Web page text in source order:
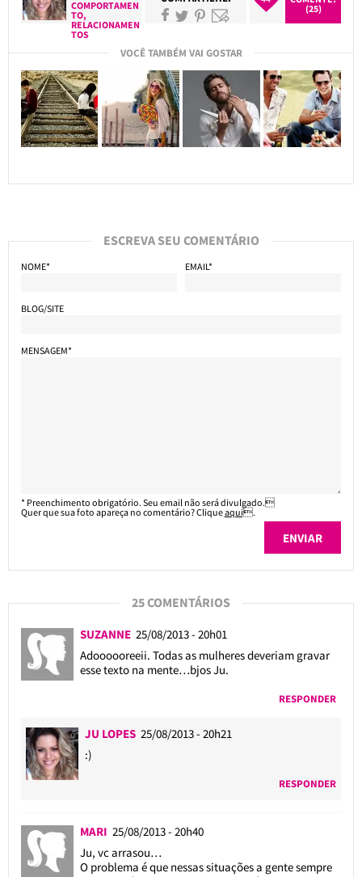
COMPORTAMEN
TO,
RELACIONAMEN
TOS
(25)
VOCÊ TAMBÉM VAI GOSTAR
ESCREVA SEU COMENTÁRIO
NOME* EMAIL*
BLOG/SITE
MENSAGEM*
* Preenchimento obrigatório. Seu email não será divulgado.
Quer que sua foto apareça no comentário? Cliqueaqui.
25 COMENTÁRIOS
SUZANNE 25/08/2013 - 20h01
Adoooooreeii. Todas as mulheres deveriam gravar
esse texto na mente…bjos Ju.
RESPONDER
JU LOPES 25/08/2013 - 20h21
:)
RESPONDER
MARI 25/08/2013 - 20h40
Ju, vc arrasou…
O problema é que nessas situações a gente sempre